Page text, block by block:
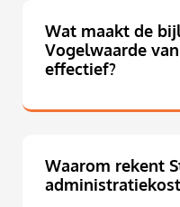
Wat maakt de
Vogelwaarde
effectief?
Waarom rekent